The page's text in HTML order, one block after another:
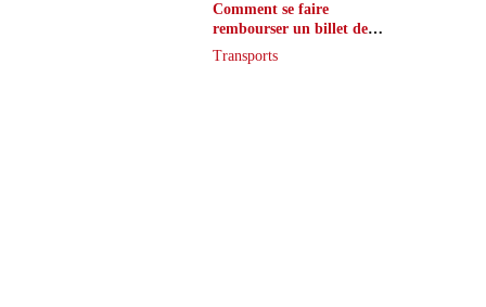
Comment se faire
rembourser un billet de
train en cas de retard ?
Transports